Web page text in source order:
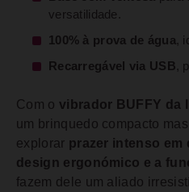
versatilidade.
100% à prova de água,
Recarregável via USB,
Com o vibrador BUFFY da
um brinquedo compacto
explorar prazer intenso em
design ergonómico e a
fazem dele um aliado